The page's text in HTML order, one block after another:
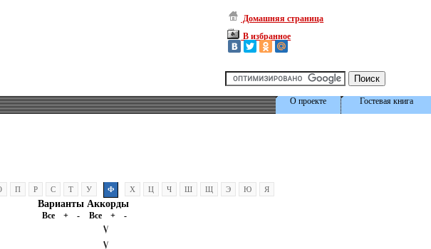
Домашняя страница
В избранное
Гостевая книга
О проекте
П Р С Т У Ф Х Ц Ч Ш Щ Э Ю Я
Варианты
Все + -
Аккорды
Все + -